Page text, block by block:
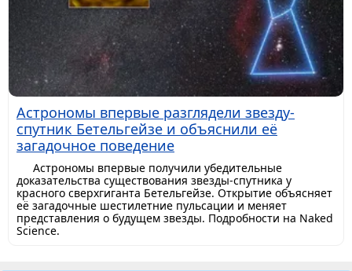
Астрономы впервые разглядели звезду-
спутник Бетельгейзе и объяснили её
загадочное поведение
Астрономы впервые получили убедительные
доказательства существования звезды-спутника у
красного сверхгиганта Бетельгейзе. Открытие объясняет
её загадочные шестилетние пульсации и меняет
представления о будущем звезды. Подробности на Naked
Science.